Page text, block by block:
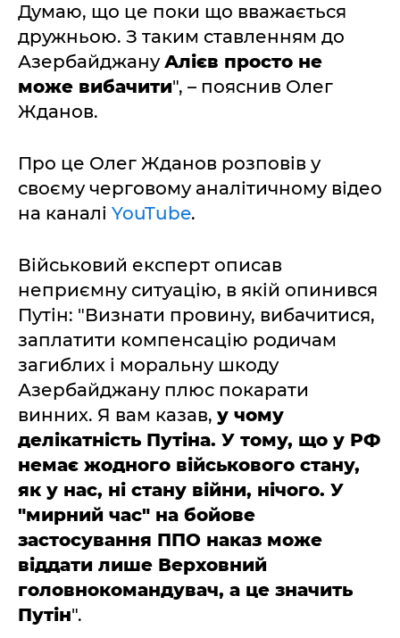
Думаю, що це поки що вважається
дружньою. З таким ставленням до
АзербайджануАлієв просто не
може вибачити", – пояснив Олег
Жданов.
Про це Олег Жданов розповів у
своєму черговому аналітичному відео
на каналі YouTube.
Військовий експерт описав
неприємну ситуацію, в якій опинився
Путін: "Визнати провину, вибачитися,
заплатити компенсацію родичам
загиблих і моральну шкоду
Азербайджану плюс покарати
винних. Я вам казав, у чому
делікатність Путіна. У тому, що у РФ
немає жодного військового стану,
як у нас, ні стану війни, нічого. У
"мирний час" на бойове
застосування ППО наказ може
віддати лише Верховний
головнокомандувач, а це значить
Путін".